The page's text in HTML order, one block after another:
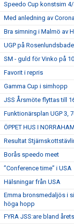
Speedo Cup konstsim
Med anledning av
Bra simning i Malmö av
UGP på
SM - guld för Vinko på
Favorit i repris
Gamma Cup i simhopp
JSS Årsmöte flyttas till
Funktionärsplan UGP 3,
ÖPPET HUS I
Resultat
Borås speedo meet
”Conference time” i USA
Hälsningar från USA
Emma bronsmedaljös i
höga hopp
FYRA JSS:are bland